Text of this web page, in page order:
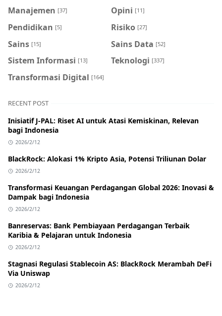
Manajemen [37] Opini [11]
Pendidikan [5] Risiko [27]
Sains [15] Sains Data [52]
Sistem Informasi [13] Teknologi [337]
Transformasi Digital [164]
RECENT POST
Inisiatif J-PAL: Riset AI untuk Atasi Kemiskinan, Relevan
bagi Indonesia
2026/2/12
BlackRock: Alokasi 1% Kripto Asia, Potensi Triliunan Dolar
2026/2/12
Transformasi Keuangan Perdagangan Global 2026: Inovasi &
Dampak bagi Indonesia
2026/2/12
Banreservas: Bank Pembiayaan Perdagangan Terbaik
Karibia & Pelajaran untuk Indonesia
2026/2/12
Stagnasi Regulasi Stablecoin AS: BlackRock Merambah DeFi
Via Uniswap
2026/2/12